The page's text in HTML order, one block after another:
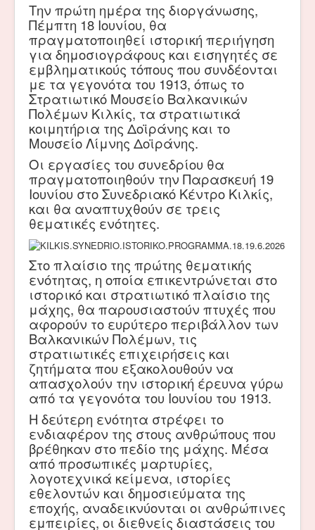
Την πρώτη ημέρα της διοργάνωσης,
Πέμπτη 18 Ιουνίου, θα
πραγματοποιηθεί ιστορική περιήγηση
για δημοσιογράφους και εισηγητές σε
εμβληματικούς τόπους που συνδέονται
με τα γεγονότα του 1913, όπως το
Στρατιωτικό Μουσείο Βαλκανικών
Πολέμων Κιλκίς, τα στρατιωτικά
κοιμητήρια της Δοϊράνης και το
Μουσείο Λίμνης Δοϊράνης.
Οι εργασίες του συνεδρίου θα
πραγματοποιηθούν την Παρασκευή 19
Ιουνίου στο Συνεδριακό Κέντρο Κιλκίς,
και θα αναπτυχθούν σε τρεις
θεματικές ενότητες.
Στο πλαίσιο της πρώτης θεματικής
ενότητας, η οποία επικεντρώνεται στο
ιστορικό και στρατιωτικό πλαίσιο της
μάχης, θα παρουσιαστούν πτυχές που
αφορούν το ευρύτερο περιβάλλον των
Βαλκανικών Πολέμων, τις
στρατιωτικές επιχειρήσεις και
ζητήματα που εξακολουθούν να
απασχολούν την ιστορική έρευνα γύρω
από τα γεγονότα του Ιουνίου του 1913.
Η δεύτερη ενότητα στρέφει το
ενδιαφέρον της στους ανθρώπους που
βρέθηκαν στο πεδίο της μάχης. Μέσα
από προσωπικές μαρτυρίες,
λογοτεχνικά κείμενα, ιστορίες
εθελοντών και δημοσιεύματα της
εποχής, αναδεικνύονται οι ανθρώπινες
εμπειρίες, οι διεθνείς διαστάσεις του